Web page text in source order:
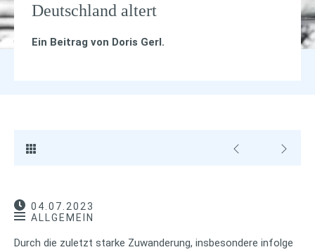
Deutschland altert
Ein Beitrag von Doris Gerl.
04.07.2023
ALLGEMEIN
Durch die zuletzt starke Zuwanderung, insbesondere infolge